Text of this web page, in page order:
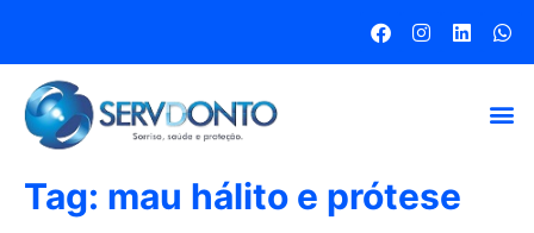
Tag: mau hálito e prótese